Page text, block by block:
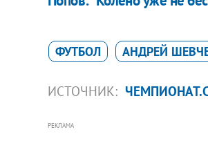
ФУТБОЛ АНДРЕЙ
ИСТОЧНИК:
РЕКЛАМА